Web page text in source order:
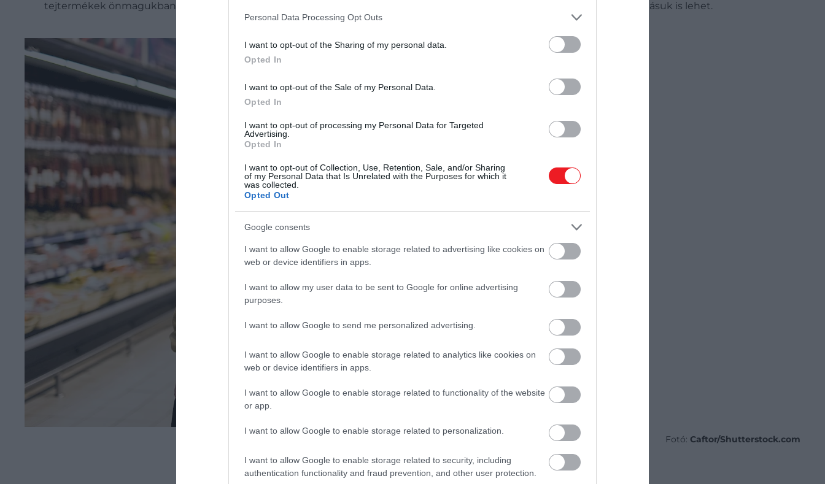
Personal Data Processing Opt Outs
I want to opt-out of the Sharing of my personal data.
Opted In
I want to opt-out of the Sale of my Personal Data.
Opted In
I want to opt-out of processing my Personal Data for Targeted
Advertising.
Opted In
I want to opt-out of Collection, Use, Retention, Sale, and/or Sharing
of my Personal Data that Is Unrelated with the Purposes for which it
was collected.
Opted Out
Google consents
I want to allow Google to enable storage related to advertising like cookies on
web or device identifiers in apps.
I want to allow my user data to be sent to Google for online advertising
purposes.
I want to allow Google to send me personalized advertising.
I want to allow Google to enable storage related to analytics like cookies on
web or device identifiers in apps.
I want to allow Google to enable storage related to functionality of the website
or app.
I want to allow Google to enable storage related to personalization.
I want to allow Google to enable storage related to security, including
authentication functionality and fraud prevention, and other user protection.
tejtermékek önmagukban nem feltétlenül növelik a szívbetegségek kockázatát, sőt egyes esetekben enyhén kedvező hatásuk is lehet.
Fotó: Caftor/Shutterstock.com